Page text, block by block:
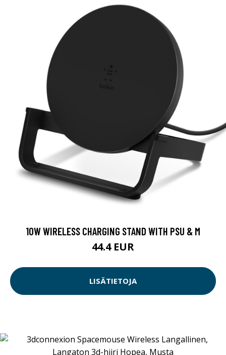
10W WIRELESS CHARGING STAND WITH PSU & M
44.4 EUR
LISÄTIETOJA